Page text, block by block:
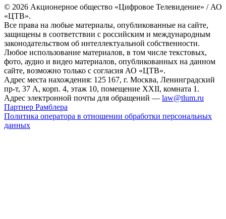
© 2026 Акционерное общество «Цифровое Телевидение» / АО
«ЦТВ».
Все права на любые материалы, опубликованные на сайте,
защищены в соответствии с российским и международным
законодательством об интеллектуальной собственности.
Любое использование материалов, в том числе текстовых,
фото, аудио и видео материалов, опубликованных на данном
сайте, возможно только с согласия АО «ЦТВ».
Адрес места нахождения: 125 167, г. Москва, Ленинградский
пр-т, 37 А, корп. 4, этаж 10, помещение XXII, комната 1.
Адрес электронной почты для обращений — law@tlum.ru
Партнер Рамблера
Политика оператора в отношении обработки персональных
данных